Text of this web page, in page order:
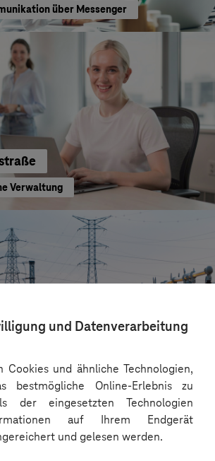
und Datenverarbeitung
Cookies und ähnliche Technologien,
bestmögliche Online-Erlebnis zu
der eingesetzten Technologien
auf Ihrem Endgerät
und gelesen werden.
über Messenger
Verwaltung
Prüftechnik Dresden GmbH
für digitale Produkte
Mehr laden